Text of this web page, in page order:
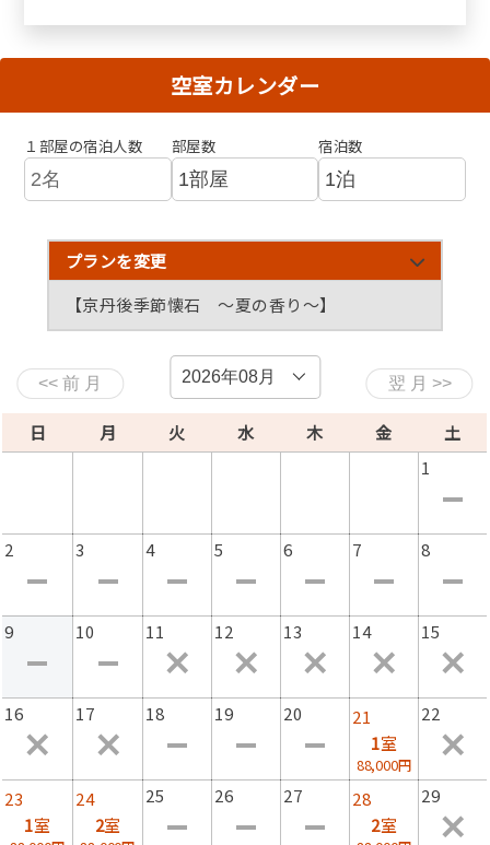
空室カレンダー
１部屋の宿泊人数 部屋数 宿泊数
プランを変更
【京丹後季節懐石 ～夏の香り～】
日 月 火 水 木 金
土
1
2 3 4 5 6 7 8
9 10 11 12 13 14 15
16 17 18 19 20
21
1室
88,000円
22
23
1室
24
2室
25 26 27
28
2室
29